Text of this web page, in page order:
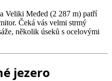
Veliki Međed (2 287 m) patří
Čeká vás velmi strmý
několik úseků s ocelovými
jezero